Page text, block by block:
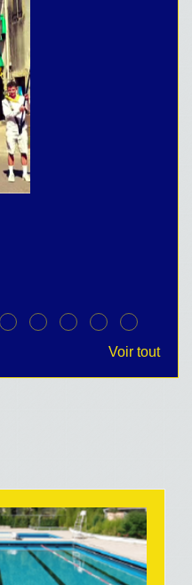
Voir tout